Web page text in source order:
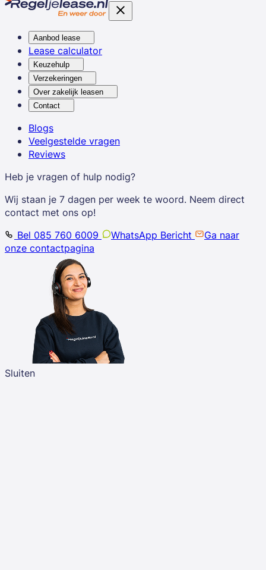
Aanbod lease
Lease calculator
Keuzehulp
Verzekeringen
Over zakelijk leasen
Contact
Blogs
Veelgestelde vragen
Reviews
Heb je vragen of hulp nodig?
Wij staan je 7 dagen per week te woord. Neem direct
contact met ons op!
Bel 085 760 6009
WhatsApp Bericht
Ga naar
onze contactpagina
Sluiten